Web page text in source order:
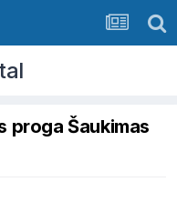
proga Šaukimas